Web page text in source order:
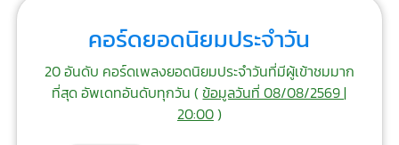
คอร์ดยอดนิยมประจำวัน
20 อันดับ คอร์ดเพลงยอดนิยมประจำวันที่มีผู้เข้าชมมาก
ที่สุด อัพเดทอันดับทุกวัน (ข้อมูลวันที่ 08/08/2569 |
20:00)